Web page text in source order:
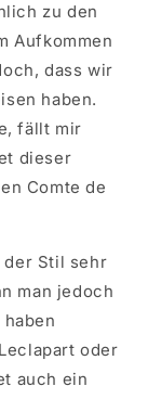
zu den
Aufkommen
dass wir
haben.
fällt mir
dieser
Comte de
der Stil sehr
man jedoch
oder
auch ein